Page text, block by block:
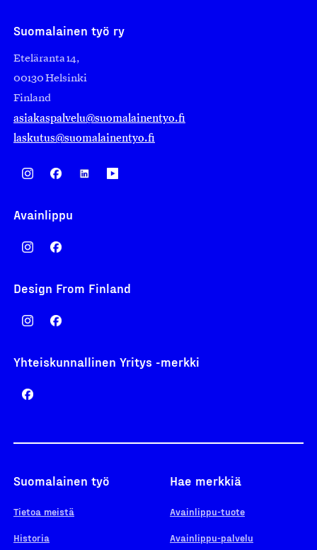
Suomalainen työ ry
Eteläranta 14,
00130 Helsinki
Finland
asiakaspalvelu@suomalainentyo.fi
laskutus@suomalainentyo.fi
Avainlippu
Design From Finland
Yhteiskunnallinen Yritys -merkki
Suomalainen työ
Tietoa meistä
Historia
Hae merkkiä
Avainlippu-tuote
Avainlippu-palvelu